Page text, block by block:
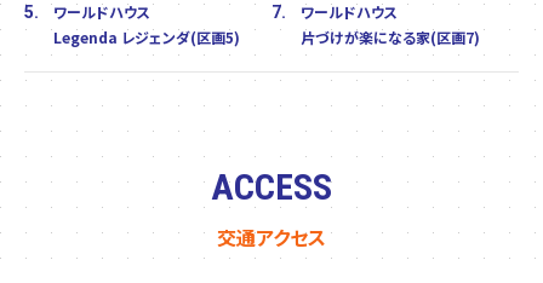
5.
ワールドハウス
Legenda レジェンダ(区画5)
7.
ワールドハウス
片づけが楽になる家(区画7)
ACCESS
交通アクセス